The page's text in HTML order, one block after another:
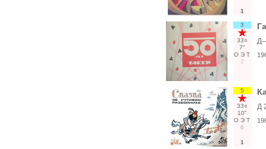
1
3
33○
7"
О Э Т
7
5
33○
10"
О Э Т
6
1
Д